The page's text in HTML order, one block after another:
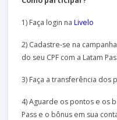
1) Faça login na Livelo
2) Cadastre-se na
do seu CPF com a Latam
3) Faça a transferência dos
4) Aguarde os pontos e os
Pass e o bônus em sua